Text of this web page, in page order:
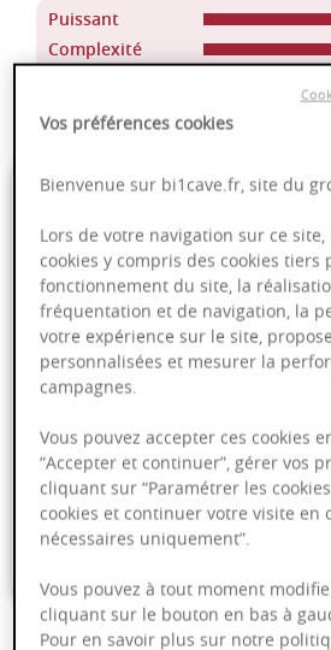
Puissant
Complexité
39,90
75cl- soit 53,20
Livraison offerte dans nos points de vente
Emballage anti-casse
Vos préférences cookies
Bienvenue sur bi1cave.fr, site du
Lors de votre navigation sur ce
cookies y compris des cookies tiers
fonctionnement du site, la
fréquentation et de navigation, la
votre expérience sur le site,
personnalisées et mesurer la
campagnes.
Vous pouvez accepter ces cookies
“Accepter et continuer”, gérer vos
cliquant sur “Paramétrer les
cookies et continuer votre visite en
nécessaires uniquement”.
Vous pouvez à tout moment
cliquant sur le bouton en bas à
Pour en savoir plus sur notre